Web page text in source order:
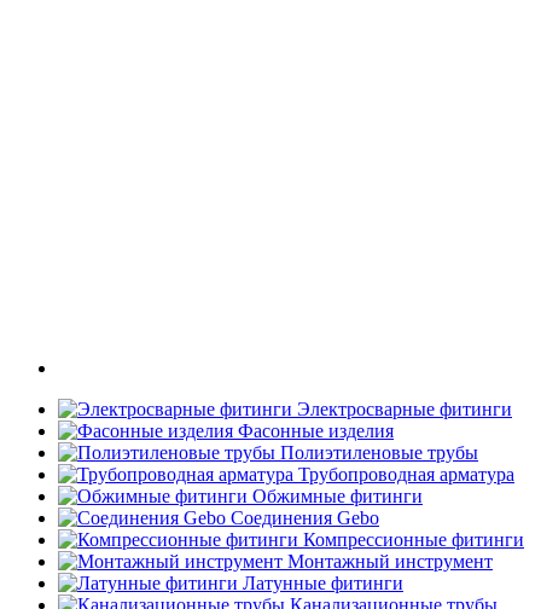
Электросварные фитинги
Фасонные изделия
Полиэтиленовые трубы
Трубопроводная арматура
Обжимные фитинги
Соединения Gebo
Компрессионные фитинги
Монтажный инструмент
Латунные фитинги
Канализационные трубы